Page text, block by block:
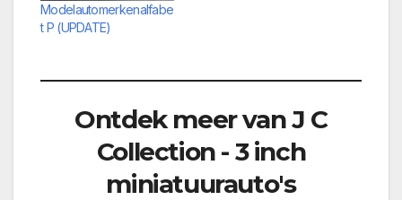
Modelautomerkenalfabe
t P (UPDATE)
Ontdek meer van J C
Collection - 3 inch
miniatuurauto's